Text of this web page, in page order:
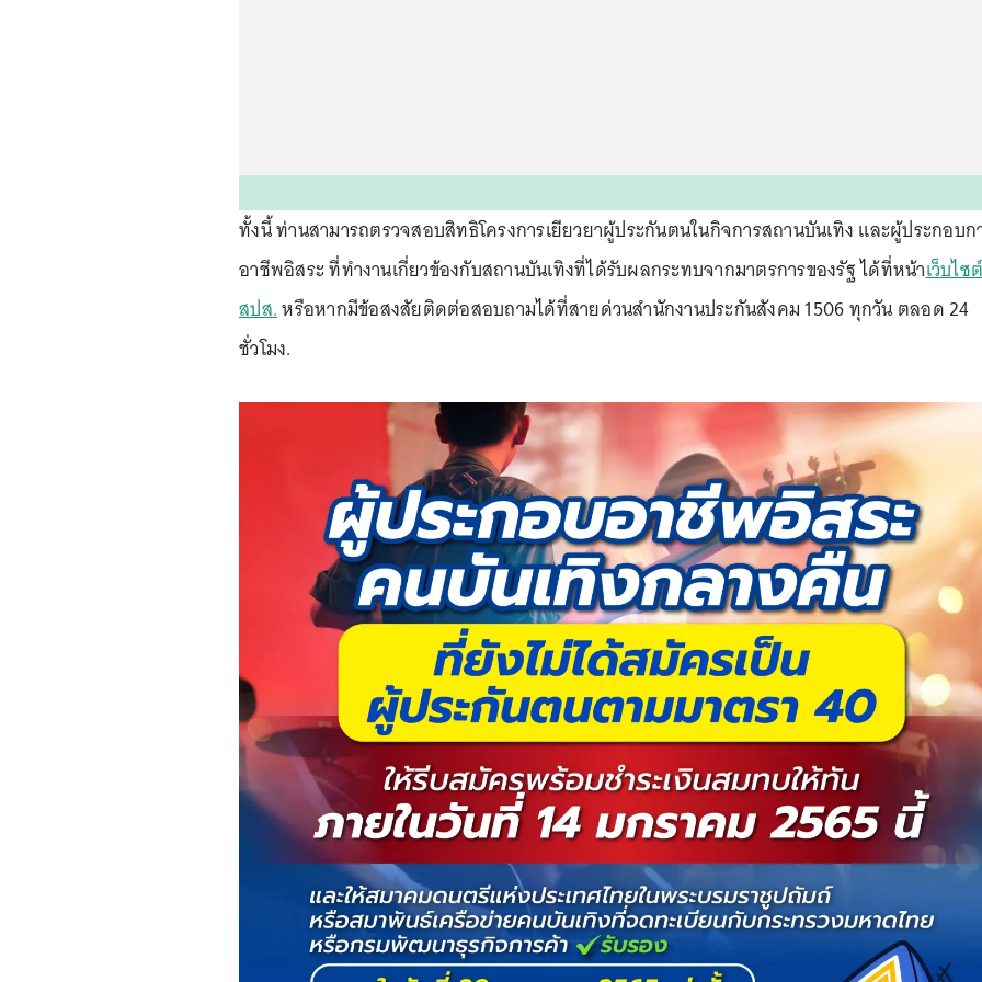
ทั้งนี้ ท่านสามารถตรวจสอบสิทธิโครงการเยียวยาผู้ประกันตนในกิจการสถานบันเทิง และผู้ประกอบก
อาชีพอิสระ ที่ทำงานเกี่ยวข้องกับสถานบันเทิงที่ได้รับผลกระทบจากมาตรการของรัฐ ได้ที่หน้าเว็บไซต์
สปส.หรือหากมีข้อสงสัยติดต่อสอบถามได้ที่สายด่วนสำนักงานประกันสังคม 1506 ทุกวัน ตลอด 24
ชั่วโมง.